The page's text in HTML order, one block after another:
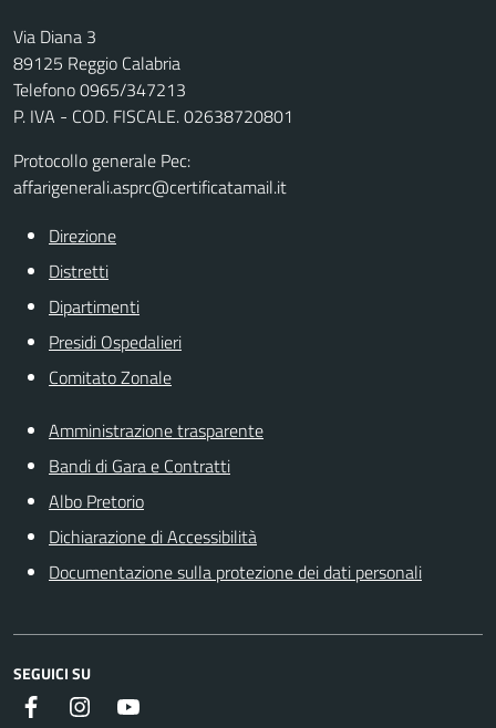
Via Diana 3
89125 Reggio Calabria
Telefono 0965/347213
P. IVA - COD. FISCALE. 02638720801
Protocollo generale Pec:
affarigenerali.asprc@certificatamail.it
Direzione
Distretti
Dipartimenti
Presidi Ospedalieri
Comitato Zonale
Amministrazione trasparente
Bandi di Gara e Contratti
Albo Pretorio
Dichiarazione di Accessibilità
Documentazione sulla protezione dei dati personali
SEGUICI SU
Facebook Instagram